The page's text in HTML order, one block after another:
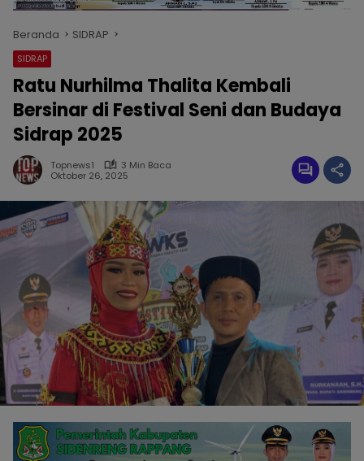
Beranda SIDRAP
SIDRAP
Ratu Nurhilma Thalita Kembali
Bersinar di Festival Seni dan Budaya
Sidrap 2025
Topnews1
3 Min Baca
Oktober 26, 2025